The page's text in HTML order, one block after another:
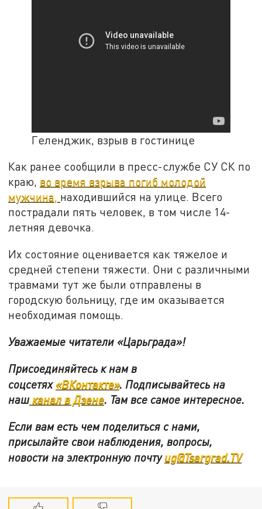
Геленджик, взрыв в гостинице
Как ранее сообщили в пресс-службе СУ СК по
краю, во время взрыва погиб молодой
мужчина, находившийся на улице. Всего
пострадали пять человек, в том числе 14-
летняя девочка.
Их состояние оценивается как тяжелое и
средней степени тяжести. Они с различными
травмами тут же были отправлены в
городскую больницу, где им оказывается
необходимая помощь.
Уважаемые читатели «Царьграда»!
Присоединяйтесь к нам в
соцсетях«ВКонтакте». Подписывайтесь на
нашканал в Дзене. Там все самое интересное.
Если вам есть чем поделиться с нами,
присылайте свои наблюдения, вопросы,
новости на электронную почтуug@Tsargrad.TV